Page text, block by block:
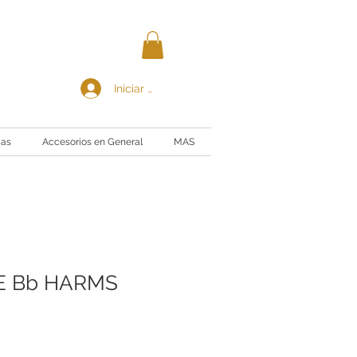
Iniciar sesión
Accesorios en General MAS
Bb HARMS